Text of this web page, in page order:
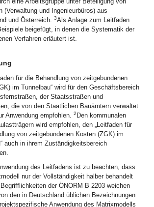
(Verwaltung und Ingenieurbüros) aus
und Österreich. 3Als Anlage zum Leitfaden
beigefügt, in denen die Systematik der
Verfahren erläutert ist.
für die Behandlung von zeitgebundenen
im Tunnelbau“ wird für den Geschäftsbereich
der Staatsstraßen und
die von den Staatlichen Bauämtern verwaltet
Anwendung empfohlen. 2 Den kommunalen
wird empfohlen, den „Leitfaden für
von zeitgebundenen Kosten (ZGK) im
auch in ihrem Zuständigkeitsbereich
des Leitfadens ist zu beachten, dass
nur der Vollständigkeit halber behandelt
Begrifflichkeiten der ÖNORM B 2203 weichen
den in Deutschland üblichen Bezeichnungen
Anwendung des Matrixmodells